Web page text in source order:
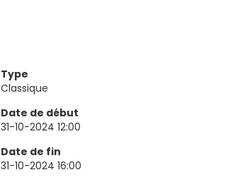
Type
Classique
Date de début
31-10-2024 12:00
Date de fin
31-10-2024 16:00